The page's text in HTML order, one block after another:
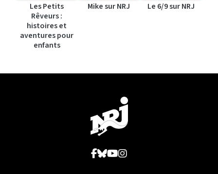
Les Petits
Rêveurs :
histoires et
aventures pour
enfants
Mike sur NRJ Le 6/9 sur NRJ